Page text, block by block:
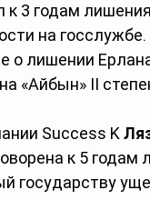
к 3 годам
на госслужбе.
о лишении
«Айбын» II
Success K
к 5
государству